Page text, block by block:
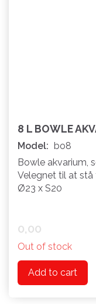
8 L BOWLE
Model:
bo8
Bowle akvarium,
Velegnet til at stå
Ø23 x S20
0,00
Out of stock
Add to cart